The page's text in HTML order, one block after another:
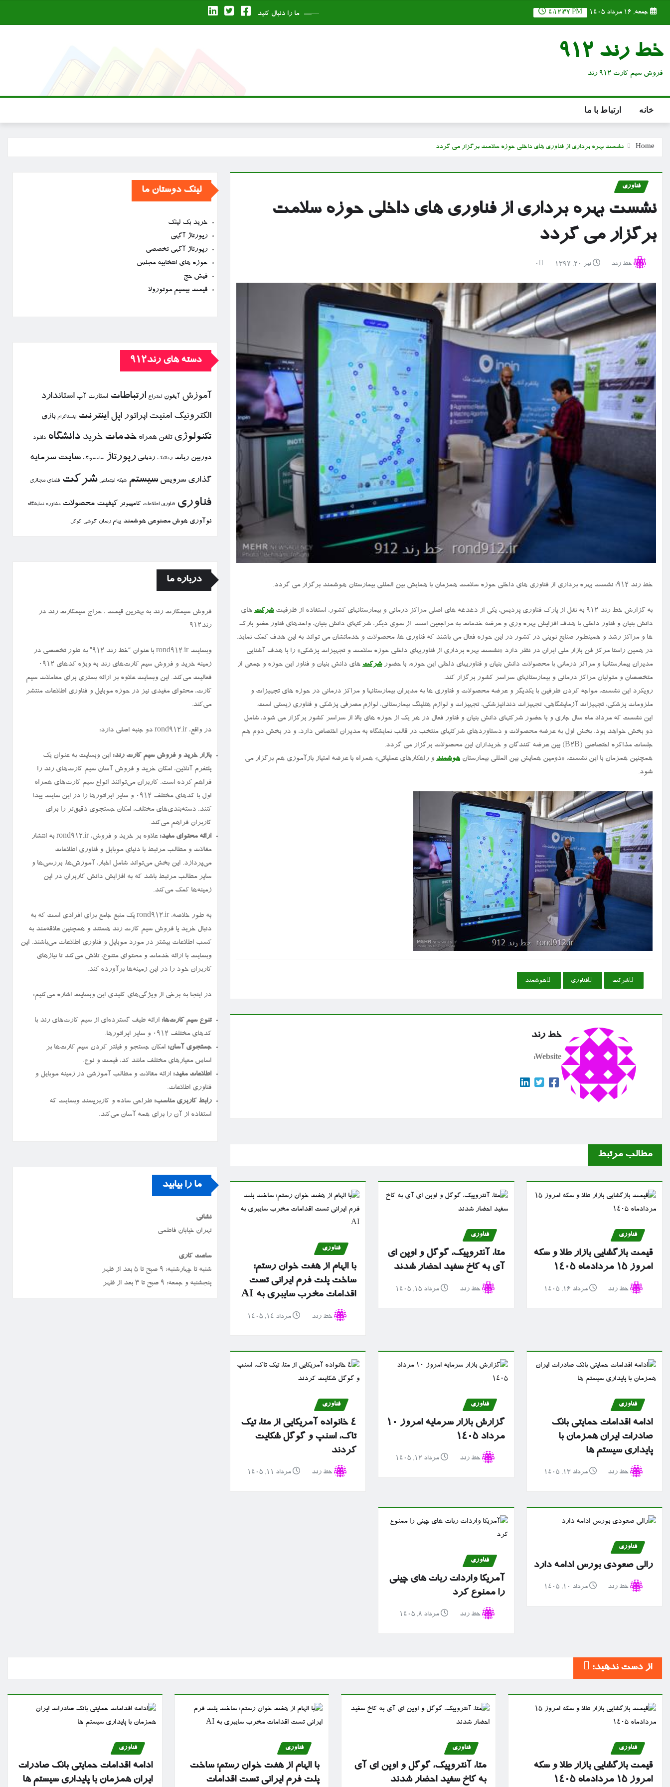
جمعه, ۱۶ مرداد ۱۴۰۵ 4:12:38 PM ما را دنبال کنید
خط رند 912
فروش سیم کارت 912 رند
خانه ارتباط با ما
Home نشست بهره برداری از فناوری های داخلی حوزه سلامت برگزار می گردد
فناوری
نشست بهره برداری از فناوری های داخلی حوزه سلامت
برگزار می گردد
خط رند تیر ۲۰, ۱۳۹۷ 0
خط رند ۹۱۲: نشست بهره برداری از فناوری های داخلی حوزه سلامت همزمان با همایش بین المللی بیمارستان هوشمند برگزار می گردد.
به گزارش خط رند ۹۱۲ به نقل از پارک فناوری پردیس، یکی از دغدغه های اصلی مراکز درمانی و بیمارستانهای کشور، استفاده از ظرفیت شرکت های
دانش بنیان و فناور داخلی با هدف افزایش بهره وری و عرضه خدمات به مراجعین است. از سوی دیگر، شرکتهای دانش بنیان، واحدهای فناور عضو پارک
ها و مراکز رشد و همینطور صنایع نوینی در کشور در این حوزه فعال می باشند که فناوری ها، محصولات و خدماتشان می تواند به این هدف کمک نماید.
در همین راستا مرکز فن بازار ملی ایران در نظر دارد «نشست بهره برداری از فناوریهای داخلی حوزه سلامت و تجهیزات پزشکی» را با هدف آشنایی
مدیران بیمارستانها و مراکز درمانی با محصولات دانش بنیان و فناوریهای داخلی این حوزه، با حضورشرکت های دانش بنیان و فناور این حوزه و جمعی از
متخصصان و متولیان مراکز درمانی و بیمارستانهای سراسر کشور برگزار کند.
رویکرد این نشست، مواجه کردن طرفین با یکدیگر و عرضه محصولات و فناوری ها به مدیران بیمارستانها و مراکز درمانی در حوزه های تجهیزات و
ملزومات پزشکی، تجهیزات آزمایشگاهی، تجهیزات دندانپزشکی، تجهیزات و لوازم هتلینگ بیمارستانی، لوازم مصرفی پزشکی و فناوری زیستی است.
این نشست که مرداد ماه سال جاری و با حضور شرکتهای دانش بنیان و فناور فعال در هر یک از حوزه های بالا از سراسر کشور برگزار می شود، شامل
دو بخش خواهد بود. بخش اول به عرضه محصولات و دستاوردهای شرکتهای منتخب در قالب نمایشگاه به مدیران اختصاص دارد، و در بخش دوم هم
جلسات مذاکره اختصاصی (B۲B) بین عرضه کنندگان و خریداران این محصولات برگزار می گردد.
همچنین همزمان با این نشست، «دومین همایش بین المللی بیمارستان هوشمند و راهکارهای عملیاتی» همراه با عرضه امتیاز بازآموزی هم برگزار می
شود.
شركت فناوری هوشمند
خط رند
Website:
مطالب مرتبط
فناوری
قیمت بازگشایی بازار طلا و سکه
امروز ۱۵ مردادماه ۱۴۰۵
خط رند مرداد ۱۶, ۱۴۰۵
فناوری
متا، آنتروپیک، گوگل و اوپن ای
آی به کاخ سفید احضار شدند
خط رند مرداد ۱۵, ۱۴۰۵
فناوری
با الهام از هفت خوان رستم؛
ساخت پلت فرم ایرانی تست
اقدامات مخرب سایبری به AI
خط رند مرداد ۱۴, ۱۴۰۵
فناوری
ادامه اقدامات حمایتی بانک
صادرات ایران همزمان با
پایداری سیستم ها
خط رند مرداد ۱۳, ۱۴۰۵
فناوری
گزارش بازار سرمایه امروز ۱۰
مرداد ۱۴۰۵
خط رند مرداد ۱۲, ۱۴۰۵
فناوری
۴ خانواده آمریکایی از متا، تیک
تاک، اسنپ و گوگل شکایت
کردند
خط رند مرداد ۱۱, ۱۴۰۵
فناوری
رالی صعودی بورس ادامه دارد
خط رند مرداد ۱۰, ۱۴۰۵
فناوری
آمریکا واردات ربات های چینی
را ممنوع کرد
خط رند مرداد ۸, ۱۴۰۵
لینک دوستان ما
خرید بک لینک
رپورتاژ آگهی
رپورتاژ آگهی تخصصی
حوزه های انتخابیه مجلس
فیش حج
قیمت بیسیم موتورولا
دسته های رند912
آموزش آیفون اختراع ارتباطات استارت آپ استاندارد
الكترونیك امنیت اپراتور اپل اینترنت اینستاگرام بازی
تكنولوژی تلفن همراه خدمات خرید دانشگاه دانلود
دوربین ربات رباتیك ردیابی رپورتاژ سامسونگ سایت سرمایه
گذاری سرویس سیستم شبكه اجتماعی شركت فضای مجازی
فناوری فناوری اطلاعات كامپیوتر كیفیت محصولات مشاوره نمایشگاه
نوآوری هوش مصنوعی هوشمند پیام رسان گوشی گوگل
درباره ما
فروش سیمكارت رند به بهترین قیمت ، حراج سیمكارت رند در
رند912
وبسایت rond912.ir با عنوان “خط رند ۹۱۲” به طور تخصصی در
زمینه خرید و فروش سیم کارت‌های رند به ویژه کدهای ۰۹۱۲
فعالیت می‌کند. این وبسایت علاوه بر ارائه بستری برای معاملات سیم
کارت، محتوای مفیدی نیز در حوزه موبایل و فناوری اطلاعات منتشر
می‌کند.
در واقع، rond912.ir دو جنبه اصلی دارد:
بازار خرید و فروش سیم کارت رند: این وبسایت به عنوان یک
پلتفرم آنلاین، امکان خرید و فروش آسان سیم کارت‌های رند را
فراهم کرده است. کاربران می‌توانند انواع سیم کارت‌های همراه
اول با کدهای مختلف ۰۹۱۲ و سایر اپراتورها را در این سایت پیدا
کنند. دسته‌بندی‌های مختلف، امکان جستجوی دقیق‌تر را برای
کاربران فراهم می‌کند.
ارائه محتوای مفید:
علاوه بر خرید و فروش، rond912.ir به انتشار
مقالات و مطالب مرتبط با دنیای موبایل و فناوری اطلاعات
می‌پردازد. این بخش می‌تواند شامل اخبار، آموزش‌ها، بررسی‌ها و
سایر مطالب مرتبط باشد که به افزایش دانش کاربران در این
زمینه‌ها کمک می‌کند.
به طور خلاصه، rond912.ir یک منبع جامع برای افرادی است که به
دنبال خرید یا فروش سیم کارت رند هستند و همچنین علاقه‌مند به
کسب اطلاعات بیشتر در مورد موبایل و فناوری اطلاعات می‌باشند. این
وبسایت با ارائه خدمات و محتوای متنوع، تلاش می‌کند تا نیازهای
کاربران خود را در این زمینه‌ها برآورده کند.
در اینجا به برخی از ویژگی‌های کلیدی این وبسایت اشاره می‌کنیم:
تنوع سیم کارت‌ها: ارائه طیف گسترده‌ای از سیم کارت‌های رند با
کدهای مختلف ۰۹۱۲ و سایر اپراتورها.
جستجوی آسان: امکان جستجو و فیلتر کردن سیم کارت‌ها بر
اساس معیارهای مختلف مانند کد، قیمت و نوع.
اطلاعات مفید: ارائه مقالات و مطالب آموزشی در زمینه موبایل و
فناوری اطلاعات.
رابط کاربری مناسب: طراحی ساده و کاربرپسند وبسایت که
استفاده از آن را برای همه آسان می‌کند.
ما را بیابید
نشانی
تهران خیابان فاطمی
ساعت کاری
شنبه تا چهارشنبه: ۹ صبح تا ۵ بعد از ظهر
پنجشنبه و جمعه: ۹ صبح تا ۳ بعد از ظهر
از دست ندهید:
فناوری
قیمت بازگشایی بازار طلا و سکه
امروز ۱۵ مردادماه ۱۴۰۵
فناوری
متا، آنتروپیک، گوگل و اوپن ای آی
به کاخ سفید احضار شدند
فناوری
با الهام از هفت خوان رستم؛ ساخت
پلت فرم ایرانی تست اقدامات
فناوری
ادامه اقدامات حمایتی بانک صادرات
ایران همزمان با پایداری سیستم ها